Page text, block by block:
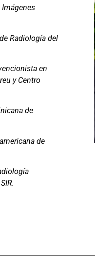
Radiología del
en
y Centro
de
de